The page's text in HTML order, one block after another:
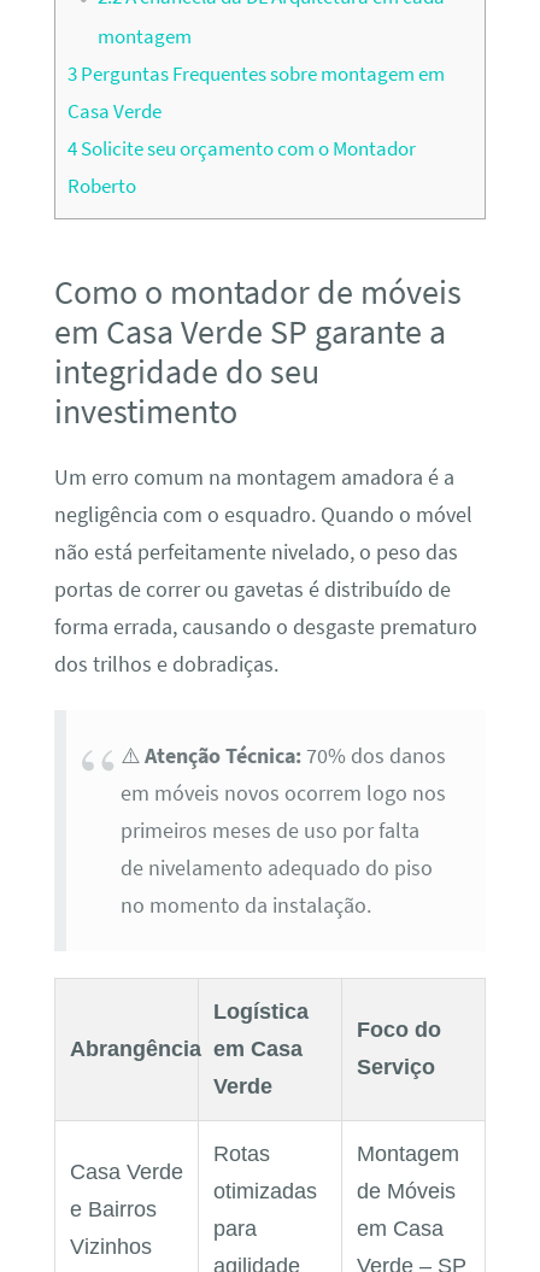
montagem
3Perguntas Frequentes sobre montagem em
Casa Verde
4Solicite seu orçamento com o Montador
Roberto
Como o montador de móveis
em Casa Verde SP garante a
integridade do seu
investimento
Um erro comum na montagem amadora é a
negligência com o esquadro. Quando o móvel
não está perfeitamente nivelado, o peso das
portas de correr ou gavetas é distribuído de
forma errada, causando o desgaste prematuro
dos trilhos e dobradiças.
⚠️Atenção Técnica:70% dos danos
em móveis novos ocorrem logo nos
primeiros meses de uso por falta
de nivelamento adequado do piso
no momento da instalação.
Abrangência
Logística
em Casa
Verde
Foco do
Serviço
Casa Verde
e Bairros
Vizinhos
Rotas
otimizadas
para
agilidade
Montagem
de Móveis
em Casa
Verde – SP